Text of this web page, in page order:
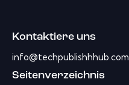
Kontaktiere uns
info@techpublishhhub.com
Seitenverzeichnis